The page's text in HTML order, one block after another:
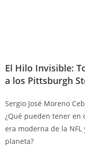
El Hilo Invisible:
a los Pittsburgh
Sergio José Moreno
¿Qué pueden tener en
era moderna de la
planeta?